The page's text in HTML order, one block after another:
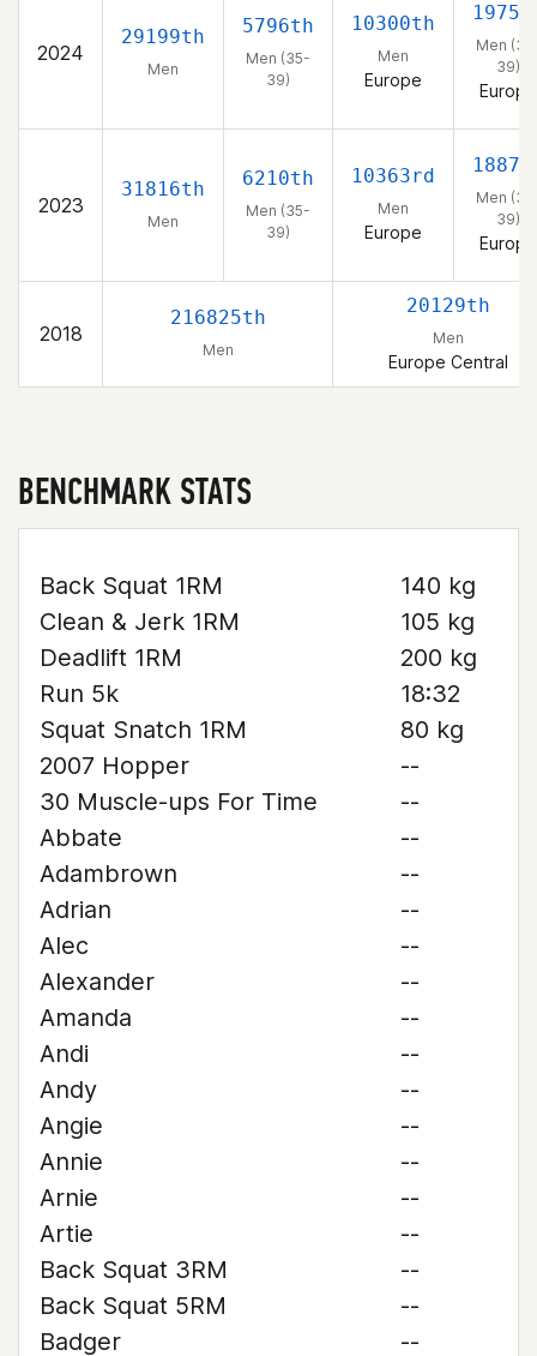
2024
29199th
Men
5796th
Men (35-
39)
10300th
Men
Europe
Men
39)
Europe
2023
31816th
Men
6210th
Men (35-
39)
10363rd
Men
Europe
Men
39)
Europe
2018
216825th
Men
20129th
Men
Europe Central
BENCHMARK STATS
Back Squat 1RM
140 kg
Clean & Jerk 1RM
105 kg
Deadlift 1RM
200 kg
Run 5k
18:32
Squat Snatch 1RM
80 kg
2007 Hopper
--
30 Muscle-ups For Time
--
Abbate
--
Adambrown
--
Adrian
--
Alec
--
Alexander
--
Amanda
--
Andi
--
Andy
--
Angie
--
Annie
--
Arnie
--
Artie
--
Back Squat 3RM
--
Back Squat 5RM
--
Badger
--